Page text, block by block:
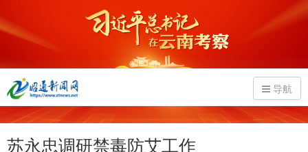
导航
苏永忠调研禁毒防艾工作